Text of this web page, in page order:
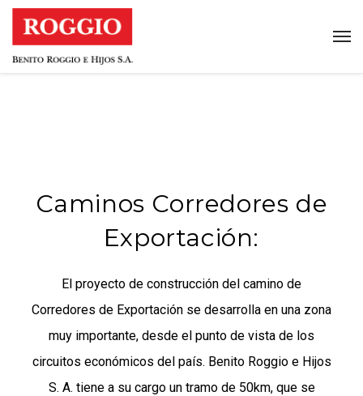
Caminos Corredores de
Exportación:
El proyecto de construcción del camino de
Corredores de Exportación se desarrolla en una zona
muy importante, desde el punto de vista de los
circuitos económicos del país. Benito Roggio e Hijos
S. A. tiene a su cargo un tramo de 50km, que se